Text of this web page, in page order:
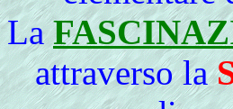
La
attraverso la